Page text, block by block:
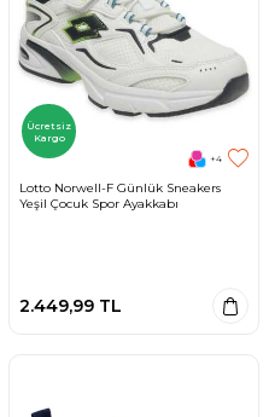
Ücretsiz
Kargo
+4
Lotto Norwell-F Günlük Sneakers
Yeşil Çocuk Spor Ayakkabı
2.449,99 TL